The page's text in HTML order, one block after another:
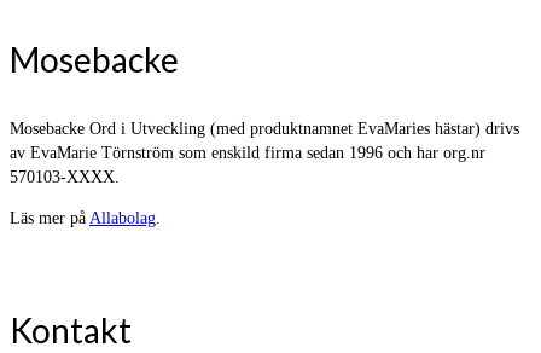
Mosebacke
Mosebacke Ord i Utveckling (med produktnamnet EvaMaries hästar) drivs
av EvaMarie Törnström som enskild firma sedan 1996 och har org.nr
570103-XXXX.
Läs mer på Allabolag.
Kontakt